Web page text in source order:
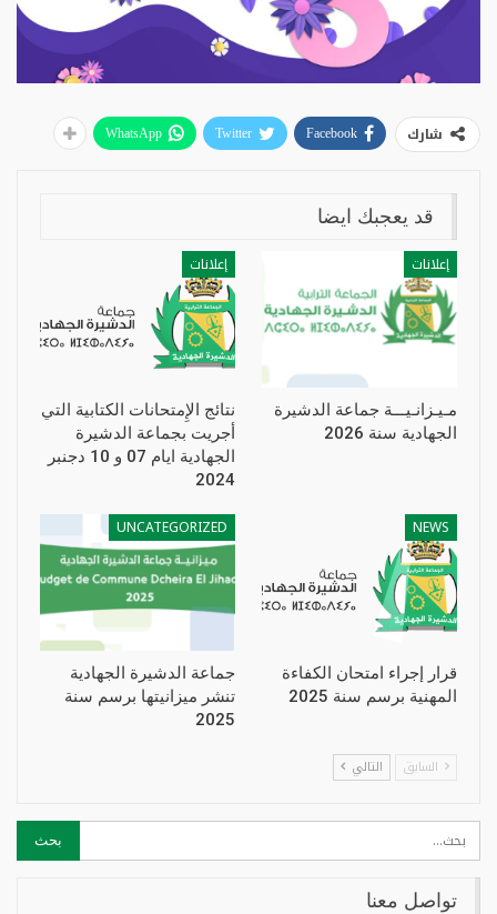
شارك Facebook
Twitter
WhatsApp
قد يعجبك ايضا
إعلانات
مـيـزانـيـــة جماعة الدشيرة
الجهادية سنة 2026
إعلانات
نتائج الإِمتحانات الكتابية التي
أجريت بجماعة الدشيرة
الجهادية ايام 07 و 10 دجنبر
2024
NEWS
قرار إجراء امتحان الكفاءة
المهنية برسم سنة 2025
UNCATEGORIZED
جماعة الدشيرة الجهادية
تنشر ميزانيتها برسم سنة
2025
السابق التالي
تواصل معنا